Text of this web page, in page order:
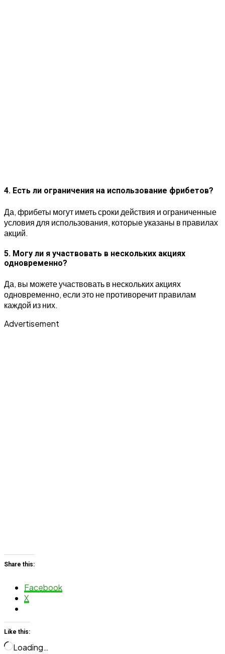
4. Есть ли ограничения на использование фрибетов?
Да, фрибеты могут иметь сроки действия и ограниченные
условия для использования, которые указаны в правилах
акций.
5. Могу ли я участвовать в нескольких акциях
одновременно?
Да, вы можете участвовать в нескольких акциях
одновременно, если это не противоречит правилам
каждой из них.
Advertisement
Share this:
Facebook
X
Like this:
Loading…